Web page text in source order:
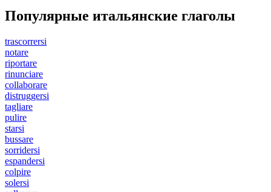
Популярные итальянские глаголы
trascorrersi
notare
riportare
rinunciare
collaborare
distruggersi
tagliare
pulire
starsi
bussare
sorridersi
espandersi
colpire
solersi